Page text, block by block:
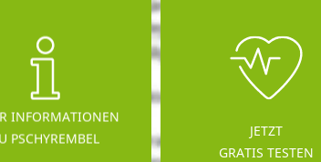
INFORMATIONEN
PSCHYREMBEL
JETZT
GRATIS TESTEN